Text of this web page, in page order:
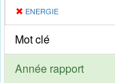
ENERGIE
Mot clé
Année rapport